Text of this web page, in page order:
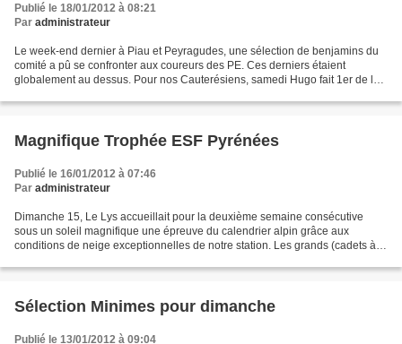
Publié le 18/01/2012 à 08:21
Par administrateur
Le week-end dernier à Piau et Peyragudes, une sélection de benjamins du
comité a pû se confronter aux coureurs des PE. Ces derniers étaient
globalement au dessus. Pour nos Cauterésiens, samedi Hugo fait 1er de la
Magnifique Trophée ESF Pyrénées
Publié le 16/01/2012 à 07:46
Par administrateur
Dimanche 15, Le Lys accueillait pour la deuxième semaine consécutive
sous un soleil magnifique une épreuve du calendrier alpin grâce aux
conditions de neige exceptionnelles de notre station. Les grands (cadets à
Sélection Minimes pour dimanche
Publié le 13/01/2012 à 09:04